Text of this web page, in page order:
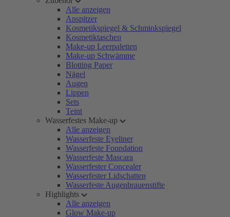
Alle anzeigen
Anspitzer
Kosmetikspiegel & Schminkspiegel
Kosmetiktaschen
Make-up Leerpaletten
Make-up Schwämme
Blotting Paper
Nägel
Augen
Lippen
Sets
Teint
Wasserfestes Make-up
Alle anzeigen
Wasserfeste Eyeliner
Wasserfeste Foundation
Wasserfeste Mascara
Wasserfester Concealer
Wasserfester Lidschatten
Wasserfeste Augenbrauenstifte
Highlights
Alle anzeigen
Glow Make-up